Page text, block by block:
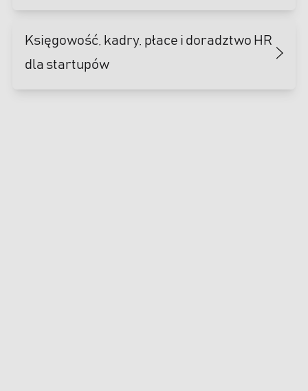
Księgowość, kadry, płace i doradztwo HR
dla startupów